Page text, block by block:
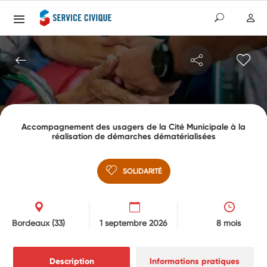
Accompagnement des usagers de la Cité Municipale à la
réalisation de démarches dématérialisées
SOLIDARITÉ
Bordeaux(33) 1 septembre 2026 8 mois
Description Informations pratiques